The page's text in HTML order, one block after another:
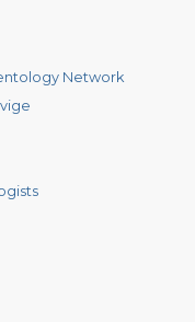
Network